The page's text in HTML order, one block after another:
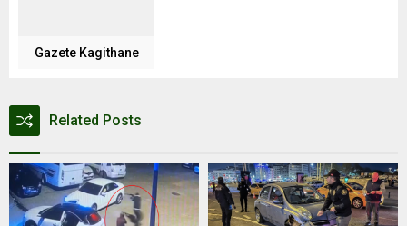
Gazete Kagithane
Related Posts